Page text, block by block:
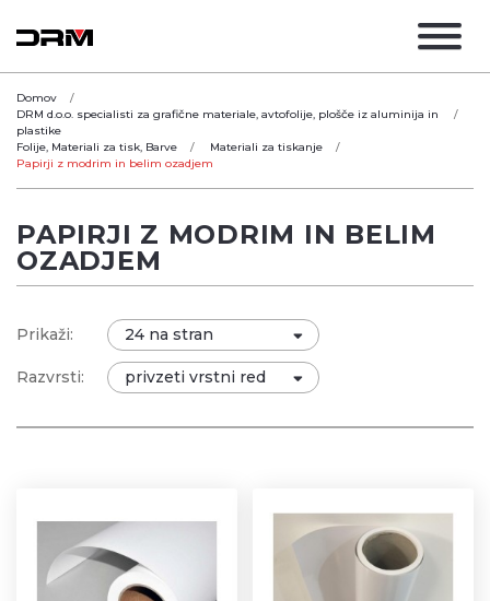
Domov
DRM d.o.o. specialisti za grafične materiale, avtofolije, plošče iz aluminija in
plastike
Folije, Materiali za tisk, Barve
Materiali za tiskanje
Papirji z modrim in belim ozadjem
PAPIRJI Z MODRIM IN BELIM
OZADJEM
Prikaži:
Razvrsti: